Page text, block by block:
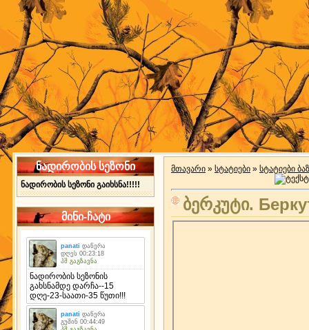
ნადირობის სეზონი
ნადირობის სეზონი გაიხსნა!!!!!
მინი-ჩატი
მთავარი » სტატიები » სტატიები
ბერკუტი.